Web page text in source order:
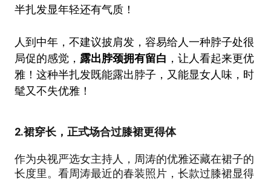
半扎发显年轻还有气质！
人到中年，不建议披肩发，容易给人一种脖子处很
局促的感觉， 露出脖颈拥有留白 ，让人看起来更优
雅！这种半扎发既能露出脖子，又能显女人味，时
髦又不失优雅！
2.裙穿长，正式场合过膝裙更得体
作为央视严选女主持人，周涛的优雅还藏在裙子的
长度里。看周涛最近的春装照片，长款过膝裙显得